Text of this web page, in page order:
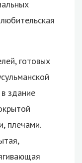
готовых
здание
плечами.